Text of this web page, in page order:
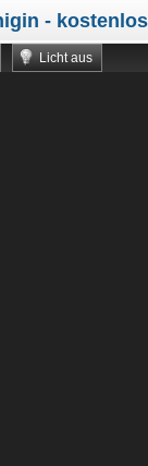
-
Licht aus